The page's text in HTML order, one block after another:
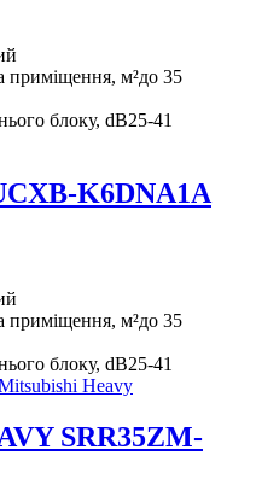
приміщення, м²до 35
блоку, dB25-41
K6DNA1A
приміщення, м²до 35
блоку, dB25-41
SRR35ZM-